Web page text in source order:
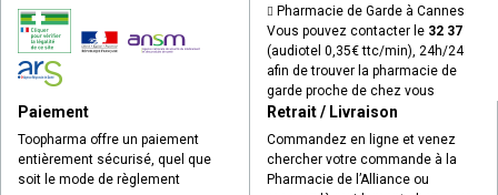
Pharmacie de Garde à Cannes
Vous pouvez contacter le 32 37
(audiotel 0,35€ ttc/min), 24h/24
afin de trouver la pharmacie de
garde proche de chez vous
Paiement
Toopharma offre un paiement
entièrement sécurisé, quel que
soit le mode de règlement
Retrait / Livraison
Commandez en ligne et venez
chercher votre commande à la
Pharmacie de l’Alliance ou